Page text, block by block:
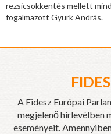
rezsicsökkentés mellett
fogalmazott Gyürk András.
A Fidesz Európai
megjelenő hírlevélben
eseményeit.